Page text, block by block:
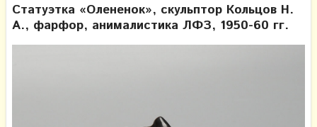
Статуэтка «Олененок», скульптор Кольцов Н.
А., фарфор, анималистика ЛФЗ, 1950-60 гг.